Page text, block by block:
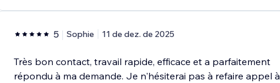
5 Sophie 11 de dez. de 2025
Très bon contact, travail rapide, efficace et a parfaitement
répondu à ma demande. Je n'hésiterai pas à refaire appel à